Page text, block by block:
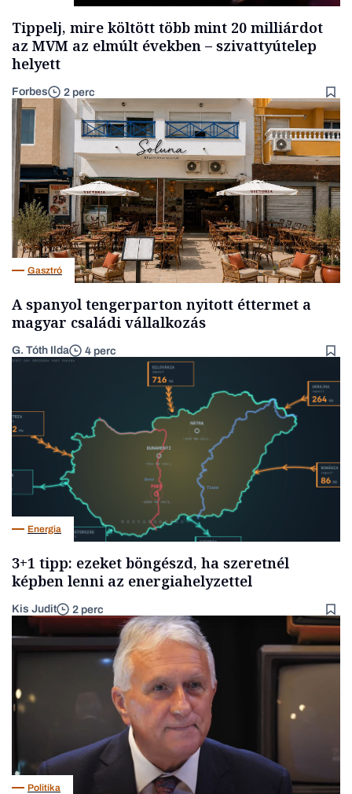
Tippelj, mire költött több mint 20 milliárdot
az MVM az elmúlt években – szivattyútelep
helyett
Forbes 2 perc
Gasztró
A spanyol tengerparton nyitott éttermet a
magyar családi vállalkozás
G. Tóth Ilda 4 perc
Energia
3+1 tipp: ezeket böngészd, ha szeretnél
képben lenni az energiahelyzettel
Kis Judit 2 perc
Politika